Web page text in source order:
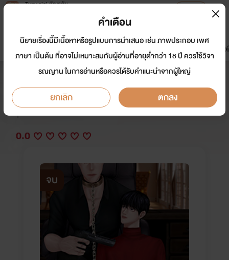
Tunwalai ธัญวลัย
หน้าแรก นิยาย อีบุ๊ก การ์ตูน
มาใหม่
ดรีมแชท ธัญลิสต์
ผมแต่งงานกับเครื่องจักรสังหาร
นักเขียน: หญิงแม่/ตาลตะวัน
Y
0.0
จบ
คำเตือน
นิยายเรื่องนี้มีเนื้อหาหรือรูปแบบการนำเสนอ เช่น ภาพประกอบ เพศ
ภาษา เป็นต้น ที่อาจไม่เหมาะสมกับผู้อ่านที่อายุต่ำกว่า 18 ปี ควรใช้วิจา
รณญาน ในการอ่านหรือควรได้รับคำแนะนำจากผู้ใหญ่
ยกเลิก ตกลง